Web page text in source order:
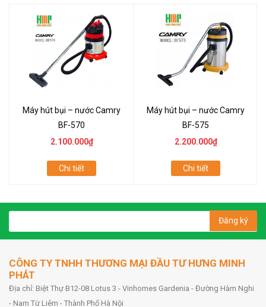
Máy hút bụi – nước Camry
BF-570
2.100.000₫
Chi tiết
Máy hút bụi – nước Camry
BF-575
2.200.000₫
Chi tiết
Đăng ký
CÔNG TY TNHH THƯƠNG MẠI ĐẦU TƯ HƯNG MINH
PHÁT
Địa chỉ: Biệt Thự B12-08 Lotus 3 - Vinhomes Gardenia - Đường Hàm Nghi
- Nam Từ Liêm - Thành Phố Hà Nội